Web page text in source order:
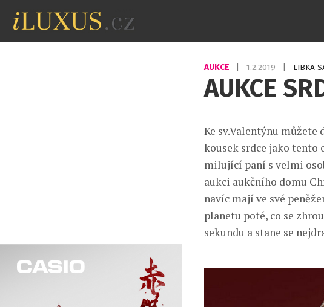
AUKCE 1.2.2019 LIBKA
AUKCE
Ke sv.Valentýnu můžete
kousek srdce jako tento
milující paní s velmi
aukci aukčního domu
navíc mají ve své
planetu poté, co se
sekundu a stane se